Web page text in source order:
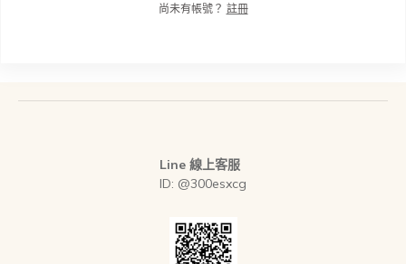
尚未有帳號？ 註冊
Line 線上客服
ID: @300esxcg